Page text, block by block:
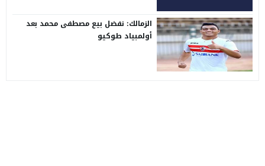
الزمالك: نفضل بيع مصطفى محمد بعد
أولمبياد طوكيو